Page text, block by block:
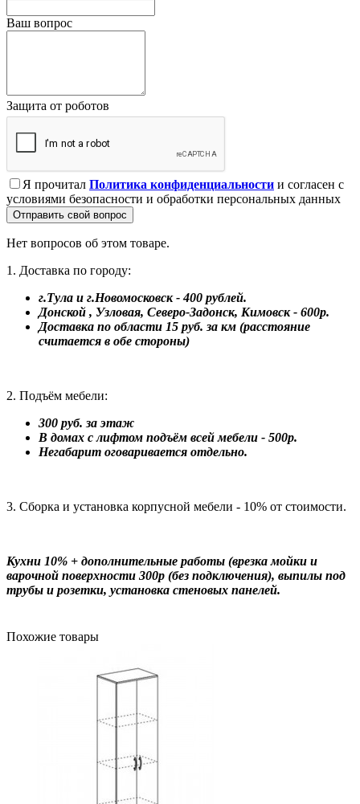
Ваш вопрос
Защита от роботов
Я прочитал Политика конфиденциальности и согласен с
условиями безопасности и обработки персональных данных
Отправить свой вопрос
Нет вопросов об этом товаре.
1. Доставка по городу:
г.Тула и г.Новомосковск - 400 рублей.
Донской , Узловая, Северо-Задонск, Кимовск - 600р.
Доставка по области 15 руб. за км (расстояние
считается в обе стороны)
2. Подъём мебели:
300 руб. за этаж
В домах с лифтом подъём всей мебели - 500р.
Негабарит оговаривается отдельно.
3. Сборка и установка корпусной мебели - 10% от стоимости.
Кухни 10% + дополнительные работы (врезка мойки и
варочной поверхности 300р (без подключения), выпилы под
трубы и розетки, установка стеновых панелей.
Похожие товары